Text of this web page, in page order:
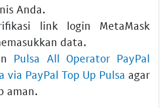
Anda.
link login MetaMask
data.
Pulsa All Operator PayPal
via PayPal Top Up Pulsa agar
aman.